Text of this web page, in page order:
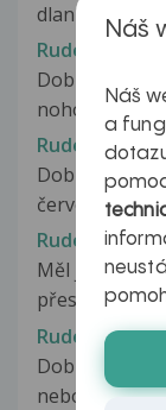
dlaních
Rudé skvrny
Dobrý den, už
nohou
Rudé skvrny
Dobrý den, je
červenou
Rudé skvrny
Měl jsem
přes rok a
Rudé tváře
Dobrý den,
nebo
Náš
Náš
a